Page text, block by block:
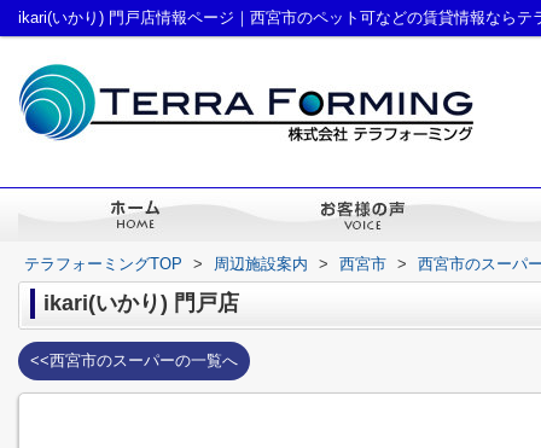
ikari(いかり) 門戸店情報ページ｜西宮市のペット可などの賃貸情報ならテ
テラフォーミングTOP > 周辺施設案内 > 西宮市 > 西宮市のスーパ
ikari(いかり) 門戸店
<<西宮市のスーパーの一覧へ